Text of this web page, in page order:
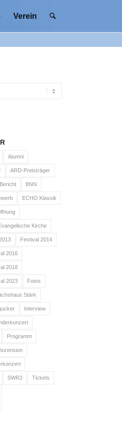
Verein
Alumni
ARD-Preisträger
Bericht BNN
ECHO Klassik
Kirche
Festival 2014
2016
2018
2023 Fotos
Stärk
Interview
Programm
SWR2 Tickets